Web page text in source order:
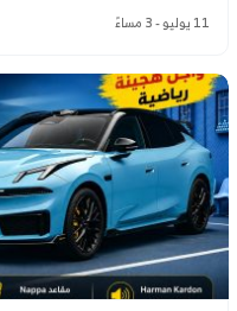
11 يوليو - 3 مساءً